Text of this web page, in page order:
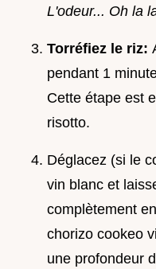
L'odeur... Oh la
Torréfiez le riz:
pendant 1
Cette étape est
risotto.
Déglacez (si le
vin blanc et
complètement
chorizo cookeo
une profondeur